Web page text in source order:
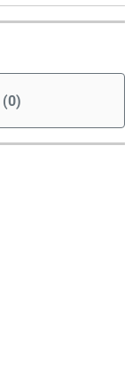
(0)